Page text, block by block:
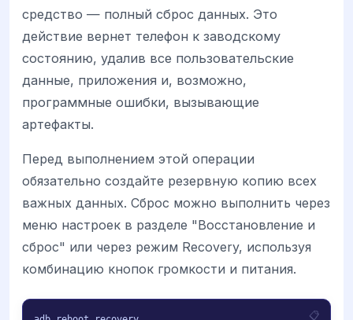
средство — полный сброс данных. Это
действие вернет телефон к заводскому
состоянию, удалив все пользовательские
данные, приложения и, возможно,
программные ошибки, вызывающие
артефакты.
Перед выполнением этой операции
обязательно создайте резервную копию всех
важных данных. Сброс можно выполнить через
меню настроек в разделе "Восстановление и
сброс" или через режим Recovery, используя
комбинацию кнопок громкости и питания.